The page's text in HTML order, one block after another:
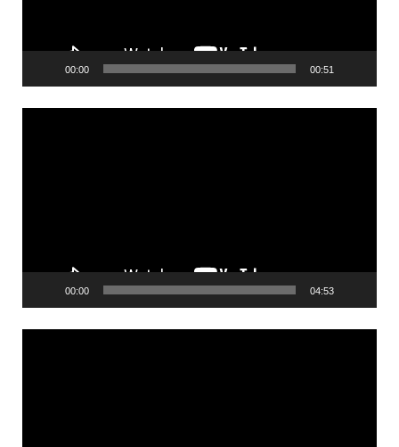
00:00 00:51
00:00 04:53